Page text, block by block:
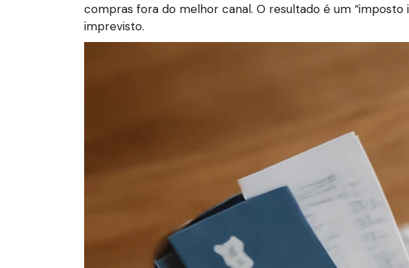
compras fora do melhor canal. O resultado é um
imprevisto.